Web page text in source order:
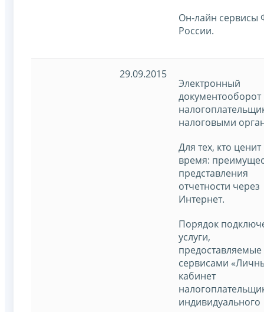
Он-лайн сервисы
России.
29.09.2015
Электронный
налоговыми
Для тех, кто ценит
время:
представления
отчетности через
Интернет.
Порядок
услуги,
предоставляемые
сервисами
кабинет
индивидуального